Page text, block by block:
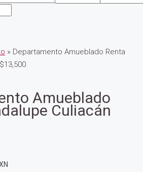
» Departamento Amueblado Renta
Amueblado
Culiacán